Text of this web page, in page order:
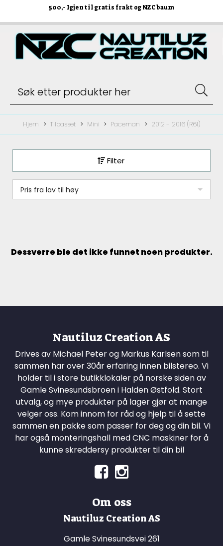
500,- Igjen til gratis frakt og NZC baum
Hjem Tilpasset Mini Paceman 2012 - 2016 (R61)
Filter
Pris fra lav til høy
Dessverre ble det ikke funnet noen produkter.
Nautiluz Creation AS
Drives av Michael Peter og Markus Karlsen som til
sammen har over 30år erfaring innen bilstereo. Vi
holder til i store butikklokaler på norske siden av
Gamle Svinesundsbroen i Halden Østfold. Stort
utvalg, og mye produkter på lager gjør at mange
velger oss. Kom innom for råd og hjelp til å sette
sammen en pakke som passer for deg og din bil. Vi
har også monteringshall med CNC maskiner for å
kunne skreddersy produkter til din bil
Om oss
Nautiluz Creation AS
Gamle Svinesundsvei 261